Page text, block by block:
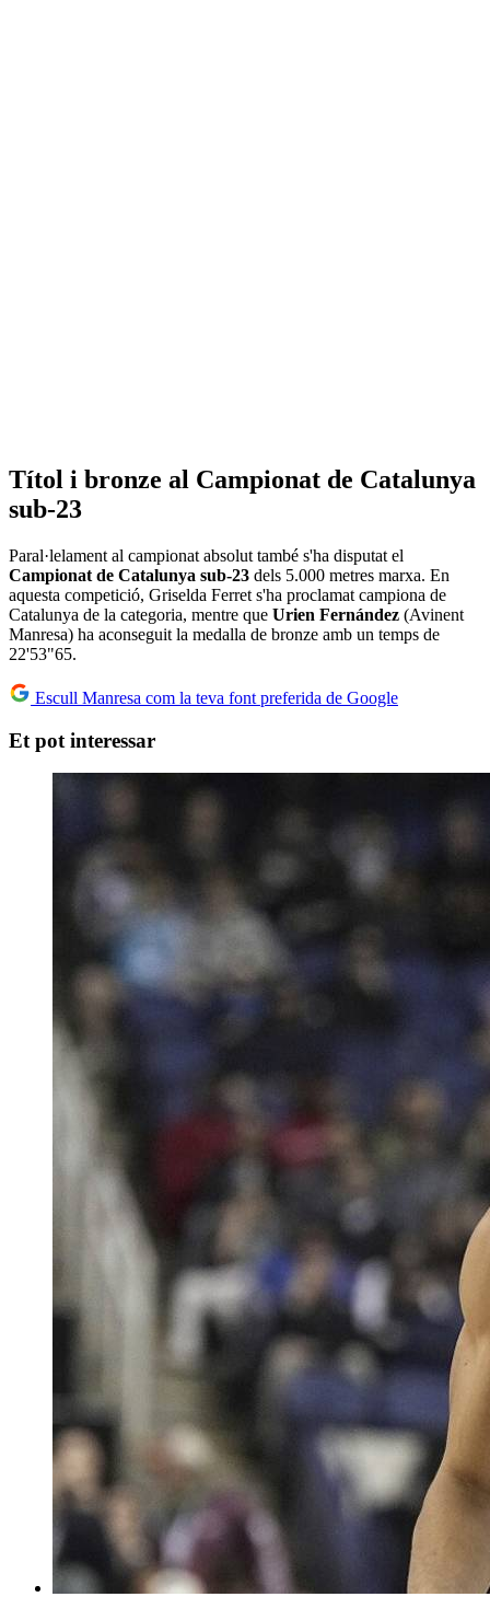
Títol i bronze al Campionat de Catalunya
sub-23
Paral·lelament al campionat absolut també s'ha disputat el
Campionat de Catalunya sub-23 dels 5.000 metres marxa. En
aquesta competició, Griselda Ferret s'ha proclamat campiona de
Catalunya de la categoria, mentre que Urien Fernández (Avinent
Manresa) ha aconseguit la medalla de bronze amb un temps de
22'53"65.
Escull Manresa com la teva font preferida de Google
Et pot interessar